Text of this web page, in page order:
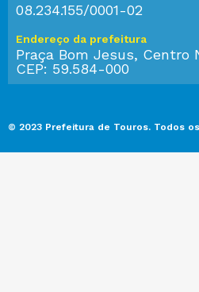
08.234.155/0001-02
Endereço da prefeitura
Praça Bom Jesus, Centro
CEP: 59.584-000
© 2023 Prefeitura de Touros. Todos